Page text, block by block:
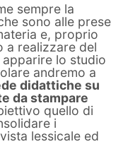
sempre la
sono alle prese
e, proprio
a realizzare del
lo studio
andremo a
didattiche su
da stampare
quello di
i
lessicale ed